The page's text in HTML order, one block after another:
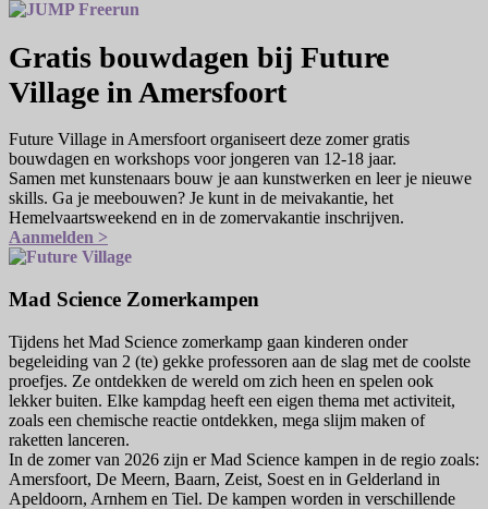
Gratis bouwdagen bij Future
Village in Amersfoort
Future Village in Amersfoort organiseert deze zomer gratis
bouwdagen en workshops voor jongeren van 12-18 jaar.
Samen met kunstenaars bouw je aan kunstwerken en leer je nieuwe
skills. Ga je meebouwen? Je kunt in de meivakantie, het
Hemelvaartsweekend en in de zomervakantie inschrijven.
Aanmelden >
Mad Science Zomerkampen
Tijdens het Mad Science zomerkamp gaan kinderen onder
begeleiding van 2 (te) gekke professoren aan de slag met de coolste
proefjes. Ze ontdekken de wereld om zich heen en spelen ook
lekker buiten. Elke kampdag heeft een eigen thema met activiteit,
zoals een chemische reactie ontdekken, mega slijm maken of
raketten lanceren.
In de zomer van 2026 zijn er Mad Science kampen in de regio zoals:
Amersfoort, De Meern, Baarn, Zeist, Soest en in Gelderland in
Apeldoorn, Arnhem en Tiel. De kampen worden in verschillende